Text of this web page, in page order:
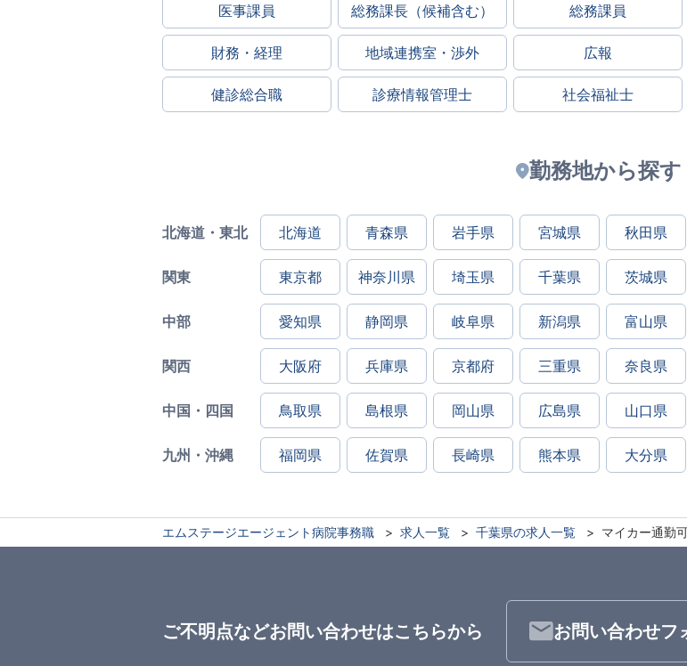
医事課員 総務課長（候補含む） 総務課員
財務・経理 地域連携室・渉外 広報
健診総合職 診療情報管理士 社会福祉士
勤務地から探す
北海道・東北 北海道 青森県 岩手県 宮城県 秋田県
関東 東京都 神奈川県 埼玉県 千葉県 茨城県
中部 愛知県 静岡県 岐阜県 新潟県 富山県
関西 大阪府 兵庫県 京都府 三重県 奈良県
中国・四国 鳥取県 島根県 岡山県 広島県 山口県
九州・沖縄 福岡県 佐賀県 長崎県 熊本県 大分県
エムステージエージェント病院事務職 求人一覧 千葉県の求人一覧 マイカー通勤
ご不明点などお問い合わせはこちらから お問い合わせフ